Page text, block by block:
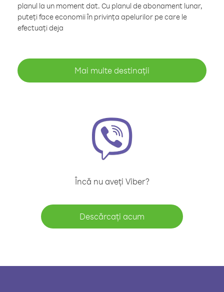
planul la un moment dat. Cu planul de abonament lunar,
puteți face economii în privința apelurilor pe care le
efectuați deja
Mai multe destinații
Încă nu aveți Viber?
Descărcați acum